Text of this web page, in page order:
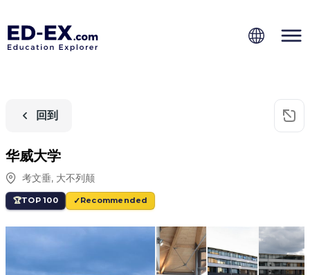
回到
华威大学
考文垂, 大不列颠
TOP 100 Recommended